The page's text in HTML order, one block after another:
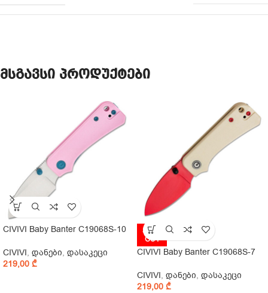
მსგავსი პროდუქტები
CIVIVI Baby Banter C19068S-10
CIVIVI, დანები, დასაკეცი
219,00 ₾
SOLD
OUT
CIVIVI Baby Banter C19068S-7
CIVIVI, დანები, დასაკეცი
219,00 ₾